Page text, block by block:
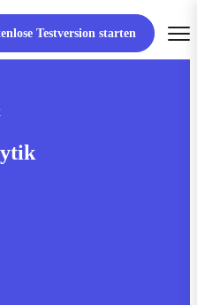
Testversion starten